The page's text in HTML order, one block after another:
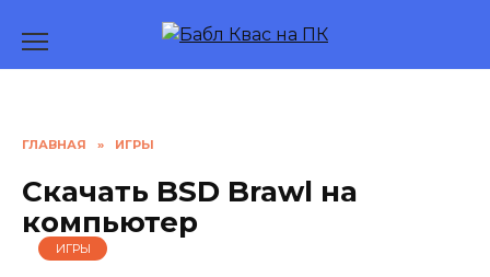
содержанию
ГЛАВНАЯ » ИГРЫ
Скачать BSD Brawl на
компьютер
ИГРЫ